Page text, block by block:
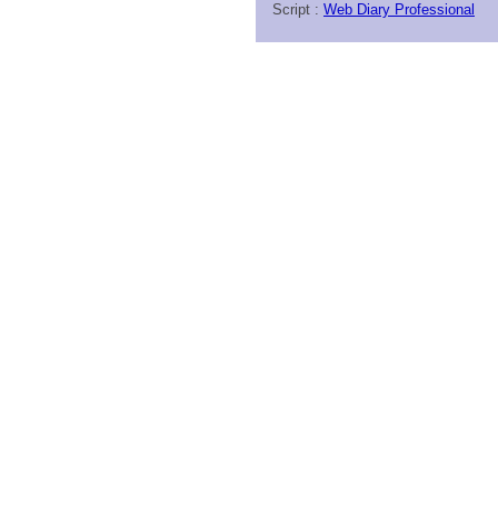
Script : Web Diary Professional